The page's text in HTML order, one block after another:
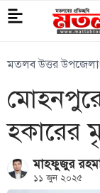
মতলব উত্তর উপজেলা
হকারের
মাহফুজুর
১১ জুন ২০২৫